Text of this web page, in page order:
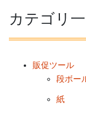
カテゴリ
販促ツール
段ボー
紙